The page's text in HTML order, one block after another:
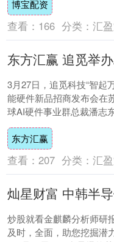
博宝配资
查看： 166 分类： 汇
3月27日，追觅科技“智起
能硬件新品招商发布会在
球AI硬件事业群总裁潘志
共探AI智能穿戴市场新蓝
东方汇赢
查看： 207 分类： 汇
炒股就看金麒麟分析师研
及时，全面，助您挖掘潜